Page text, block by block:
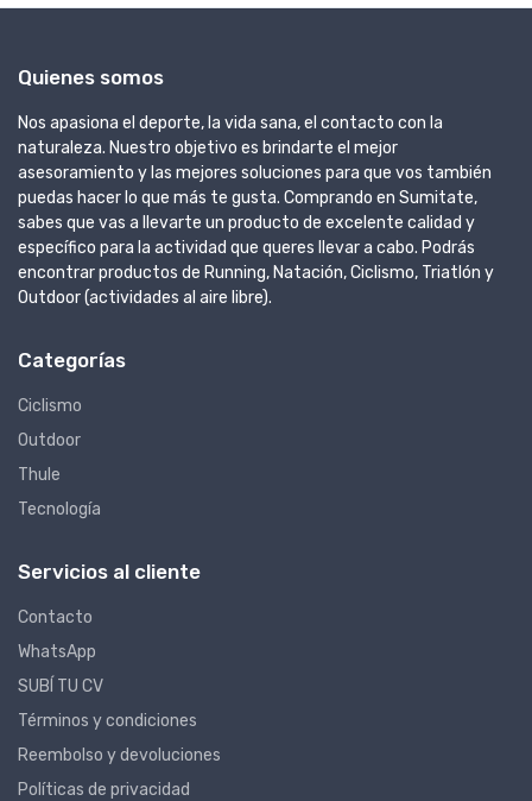
Quienes somos
Nos apasiona el deporte, la vida sana, el contacto con la
naturaleza. Nuestro objetivo es brindarte el mejor
asesoramiento y las mejores soluciones para que vos también
puedas hacer lo que más te gusta. Comprando en Sumitate,
sabes que vas a llevarte un producto de excelente calidad y
específico para la actividad que queres llevar a cabo. Podrás
encontrar productos de Running, Natación, Ciclismo, Triatlón y
Outdoor (actividades al aire libre).
Categorías
Ciclismo
Outdoor
Thule
Tecnología
Servicios al cliente
Contacto
WhatsApp
SUBÍ TU CV
Términos y condiciones
Reembolso y devoluciones
Políticas de privacidad